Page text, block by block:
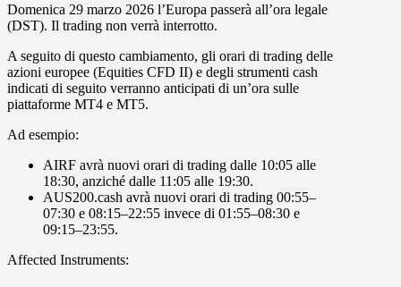
Domenica 29 marzo 2026 l’Europa passerà all’ora legale
(DST). Il trading non verrà interrotto.
A seguito di questo cambiamento, gli orari di trading delle
azioni europee (Equities CFD II) e degli strumenti cash
indicati di seguito verranno anticipati di un’ora sulle
piattaforme MT4 e MT5.
Ad esempio:
AIRF avrà nuovi orari di trading dalle 10:05 alle
18:30, anziché dalle 11:05 alle 19:30.
AUS200.cash avrà nuovi orari di trading 00:55–
07:30 e 08:15–22:55 invece di 01:55–08:30 e
09:15–23:55.
Affected Instruments: